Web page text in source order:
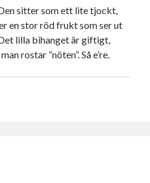
sitter som ett lite tjockt,
en stor röd frukt som ser ut
lilla bihanget är giftigt,
rostar ”nöten”. Så e’re.